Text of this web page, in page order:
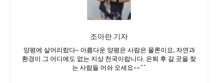
조아란 기자
양평에 살어리랐다~ 아름다운 양평은 사람은 물론이요, 자연과
환경이 그 어디에도 없는 지상 천국이랍니다. 은퇴 후 갈 곳을 찾
는 사람들 어솨 오세요~~^^